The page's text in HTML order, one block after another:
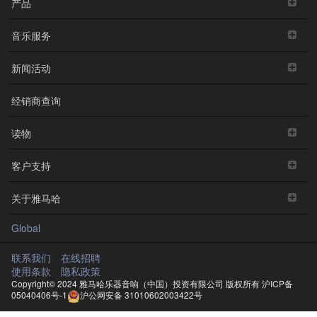
音乐服务
新闻活动
经销商查询
读物
客户支持
关于雅马哈
Global
联系我们
在线招聘
使用条款
隐私政策
Copyright© 2024 雅马哈乐器音响（中国）投资有限公司 版权所有沪ICP备
05040406号-1
沪公网安备 31010602003422号